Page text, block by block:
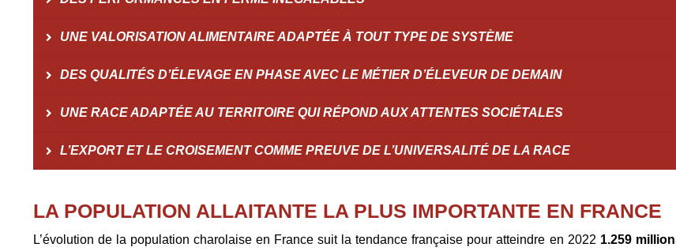
UNE VALORISATION ALIMENTAIRE ADAPTÉE À TOUT TYPE DE SYSTÈME
DES QUALITÉS D’ÉLEVAGE EN PHASE AVEC LE MÉTIER D’ÉLEVEUR DE DEMAIN
UNE RACE ADAPTÉE AU TERRITOIRE QUI RÉPOND AUX ATTENTES SOCIÉTALES​
L’EXPORT ET LE CROISEMENT COMME PREUVE DE L’UNIVERSALITÉ DE LA RACE
LA POPULATION ALLAITANTE LA PLUS IMPORTANTE EN FRANCE
L’évolution de la population charolaise en France suit la tendance française pour atteindre en 2022 1.259